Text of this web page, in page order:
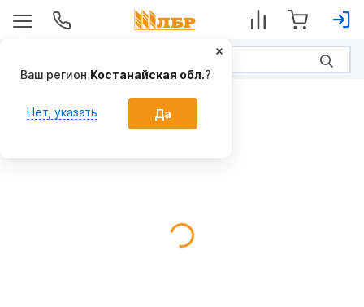
Ваш регион Костанайская обл.?
Нет, указать Да